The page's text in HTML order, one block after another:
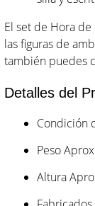
El set de Hora
las figuras de
también puedes
Detalles del
Condición
Peso
Altura